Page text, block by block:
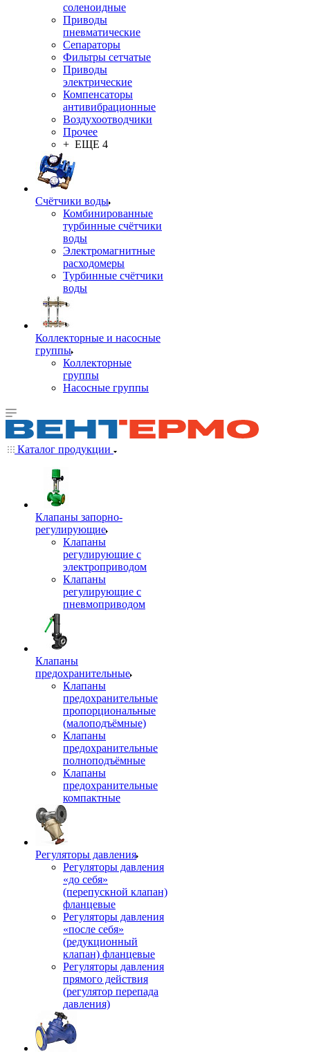
соленоидные
Приводы
пневматические
Сепараторы
Фильтры сетчатые
Приводы
электрические
Компенсаторы
антивибрационные
Воздухоотводчики
Прочее
+ ЕЩЕ 4
Счётчики воды
Комбинированные
турбинные счётчики
воды
Электромагнитные
расходомеры
Турбинные счётчики
воды
Коллекторные и насосные
группы
Коллекторные
группы
Насосные группы
Каталог продукции
Клапаны запорно-
регулирующие
Клапаны
регулирующие с
электроприводом
Клапаны
регулирующие с
пневмоприводом
Клапаны
предохранительные
Клапаны
предохранительные
пропорциональные
(малоподъёмные)
Клапаны
предохранительные
полноподъёмные
Клапаны
предохранительные
компактные
Регуляторы давления
Регуляторы давления
«до себя»
(перепускной клапан)
фланцевые
Регуляторы давления
«после себя»
(редукционный
клапан) фланцевые
Регуляторы давления
прямого действия
(регулятор перепада
давления)